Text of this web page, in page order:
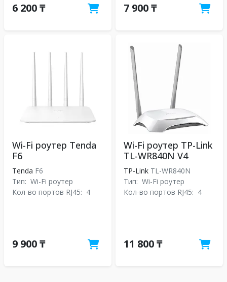
6 200 ₸ 7 900 ₸
Wi-Fi роутер Tenda
F6
Tenda F6
Тип: Wi-Fi роутер
Кол-во портов RJ45: 4
9 900 ₸
Wi-Fi роутер TP-Link
TL-WR840N V4
TP-Link TL-WR840N
Тип: Wi-Fi роутер
Кол-во портов RJ45: 4
11 800 ₸